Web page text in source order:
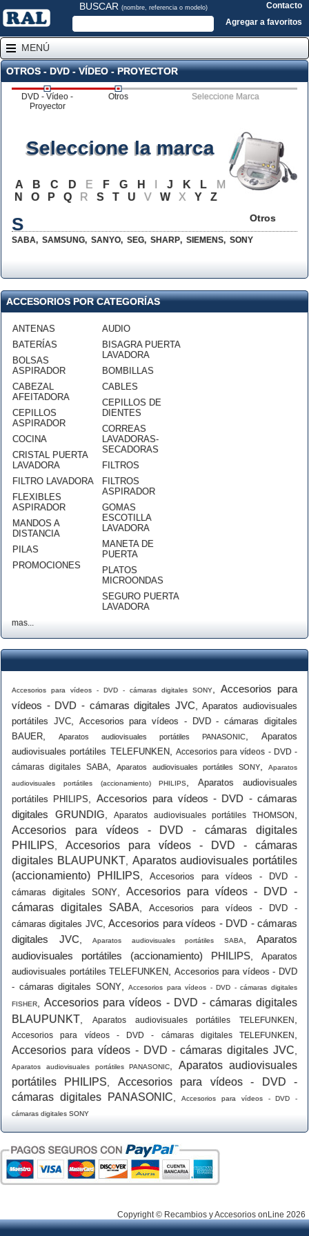
BUSCAR (nombre, referencia o modelo)
Contacto
Agregar a favoritos
MENÚ
OTROS - DVD - VÍDEO - PROYECTOR
DVD - Vídeo -
Proyector
Otros Seleccione Marca
Otros
Seleccione la marca
A B C D E F G H J K L
M
N
O P Q R S T U V W X Y Z
S
SABA, SAMSUNG, SANYO, SEG, SHARP, SIEMENS, SONY
ACCESORIOS POR CATEGORÍAS
ANTENAS
BATERÍAS
BOLSAS
ASPIRADOR
CABEZAL
AFEITADORA
CEPILLOS
ASPIRADOR
COCINA
CRISTAL PUERTA
LAVADORA
FILTRO LAVADORA
FLEXIBLES
ASPIRADOR
MANDOS A
DISTANCIA
PILAS
PROMOCIONES
AUDIO
BISAGRA PUERTA
LAVADORA
BOMBILLAS
CABLES
CEPILLOS DE
DIENTES
CORREAS
LAVADORAS-
SECADORAS
FILTROS
FILTROS
ASPIRADOR
GOMAS
ESCOTILLA
LAVADORA
MANETA DE
PUERTA
PLATOS
MICROONDAS
SEGURO PUERTA
LAVADORA
mas...
Accesorios para vídeos - DVD - cámaras digitales SONY
Accesorios para
vídeos - DVD - cámaras digitales JVC ,Aparatos audiovisuales
portátiles JVC, Accesorios para vídeos - DVD - cámaras digitales
BAUER
Aparatos audiovisuales portátiles PANASONIC
Aparatos
audiovisuales portátiles TELEFUNKEN, Accesorios para vídeos - DVD -
cámaras digitales SABA,Aparatos audiovisuales portátiles SONY,Aparatos
audiovisuales portátiles (accionamiento) PHILIPS ,Aparatos audiovisuales
portátiles PHILIPS
Accesorios para vídeos - DVD - cámaras
digitales GRUNDIG ,Aparatos audiovisuales portátiles THOMSON
Accesorios para vídeos - DVD - cámaras digitales
PHILIPS
Accesorios para vídeos - DVD - cámaras
digitales BLAUPUNKT, Aparatos audiovisuales portátiles
(accionamiento) PHILIPS
Accesorios para vídeos - DVD -
cámaras digitales SONY
Accesorios para vídeos - DVD -
cámaras digitales SABA ,Accesorios para vídeos - DVD -
cámaras digitales JVC,Accesorios para vídeos - DVD - cámaras
digitales JVC
Aparatos audiovisuales portátiles SABA, Aparatos
audiovisuales portátiles (accionamiento) PHILIPS
Aparatos
audiovisuales portátiles TELEFUNKEN
Accesorios para vídeos - DVD
- cámaras digitales SONY,Accesorios para vídeos - DVD - cámaras digitales
FISHER ,Accesorios para vídeos - DVD - cámaras digitales
BLAUPUNKT
Aparatos audiovisuales portátiles TELEFUNKEN
Accesorios para vídeos - DVD - cámaras digitales TELEFUNKEN
Accesorios para vídeos - DVD - cámaras digitales JVC
Aparatos audiovisuales portátiles PANASONIC ,Aparatos audiovisuales
portátiles PHILIPS
Accesorios para vídeos - DVD -
cámaras digitales PANASONIC ,Accesorios para vídeos - DVD -
cámaras digitales SONY
Copyright © Recambios y Accesorios onLine 2026